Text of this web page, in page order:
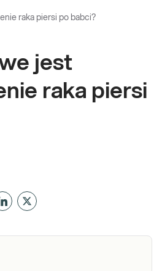
raka piersi po babci?
jest
raka piersi